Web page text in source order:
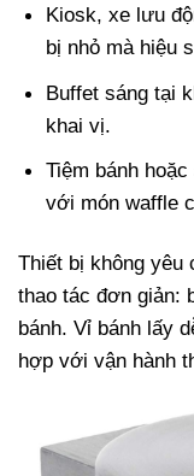
Kiosk, xe lưu
bị nhỏ mà hiệu
Buffet sáng tại
khai vị.
Tiệm bánh
với món waffle
Thiết bị không yêu
thao tác đơn giản:
bánh. Vỉ bánh lấy
hợp với vận hành